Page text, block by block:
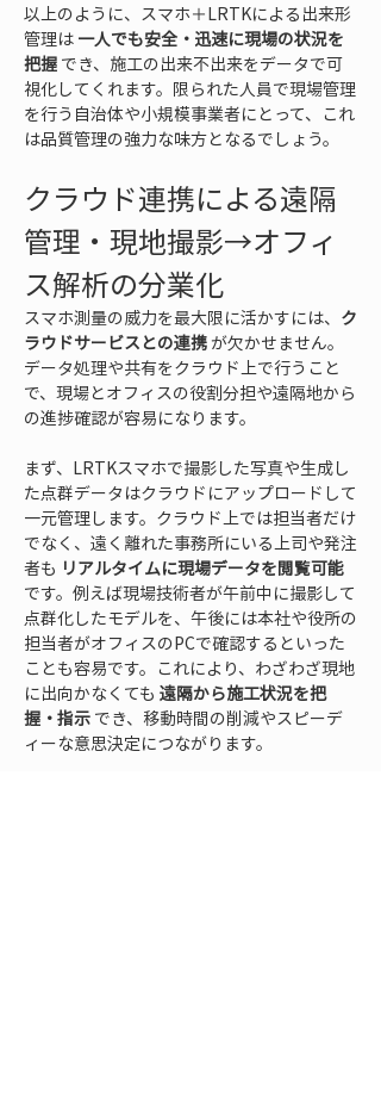
以上のように、スマホ＋LRTKによる出来形
管理は 一人でも安全・迅速に現場の状況を
把握 でき、施工の出来不出来をデータで可
視化してくれます。限られた人員で現場管理
を行う自治体や小規模事業者にとって、これ
は品質管理の強力な味方となるでしょう。
クラウド連携による遠隔
管理・現地撮影→オフィ
ス解析の分業化
スマホ測量の威力を最大限に活かすには、 ク
ラウドサービスとの連携 が欠かせません。
データ処理や共有をクラウド上で行うこと
で、現場とオフィスの役割分担や遠隔地から
の進捗確認が容易になります。
まず、LRTKスマホで撮影した写真や生成し
た点群データはクラウドにアップロードして
一元管理します。クラウド上では担当者だけ
でなく、遠く離れた事務所にいる上司や発注
者も リアルタイムに現場データを閲覧可能
です。例えば現場技術者が午前中に撮影して
点群化したモデルを、午後には本社や役所の
担当者がオフィスのPCで確認するといった
ことも容易です。これにより、わざわざ現地
に出向かなくても 遠隔から施工状況を把
握・指示 でき、移動時間の削減やスピーデ
ィーな意思決定につながります。